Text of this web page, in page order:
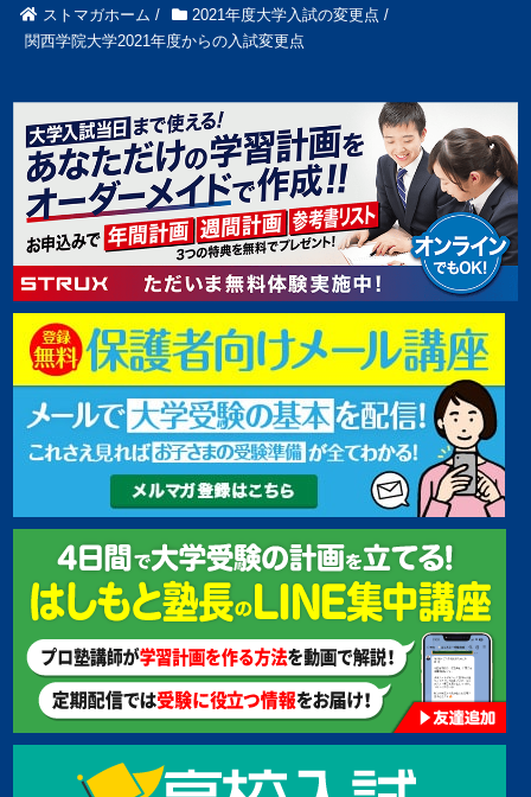
ストマガホーム / 2021年度大学入試の変更点 /
関西学院大学2021年度からの入試変更点